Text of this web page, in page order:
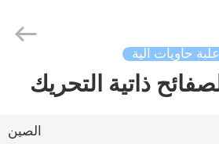
علبة حاويات آلية
ذاتية التحريك
الصين